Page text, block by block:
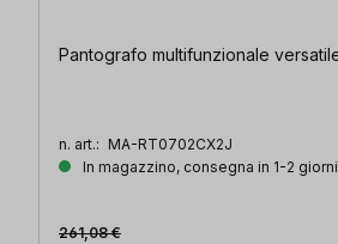
Pantografo multifunzionale
n. art.: MA-RT0702CX2J
In magazzino, consegna in 1-2
261,08 €